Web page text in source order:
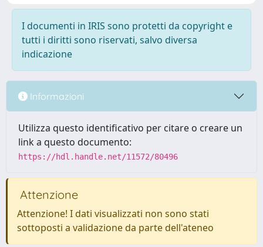
I documenti in IRIS sono protetti da copyright e
tutti i diritti sono riservati, salvo diversa
indicazione
Informazioni
Utilizza questo identificativo per citare o creare un
link a questo documento:
https://hdl.handle.net/11572/80496
Attenzione
Attenzione! I dati visualizzati non sono stati
sottoposti a validazione da parte dell'ateneo